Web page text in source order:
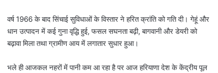
वर्ष 1966 के बाद सिंचाई सुविधाओं के विस्तार ने हरित क्रांति को गति दी। गेहूं और
धान उत्पादन में कई गुना वृद्धि हुई, फसल सघनता बढ़ी, बागवानी और डेयरी को
बढ़ावा मिला तथा ग्रामीण आय में लगातार सुधार हुआ।
भले ही आजकल नहरों में पानी कम आ रहा है पर आज हरियाणा देश के केंद्रीय पूल